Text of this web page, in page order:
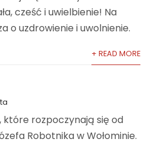
cześć i uwielbienie! Na
o uzdrowienie i uwolnienie.
+ READ MORE
które rozpoczynają się od
Robotnika w Wołominie.